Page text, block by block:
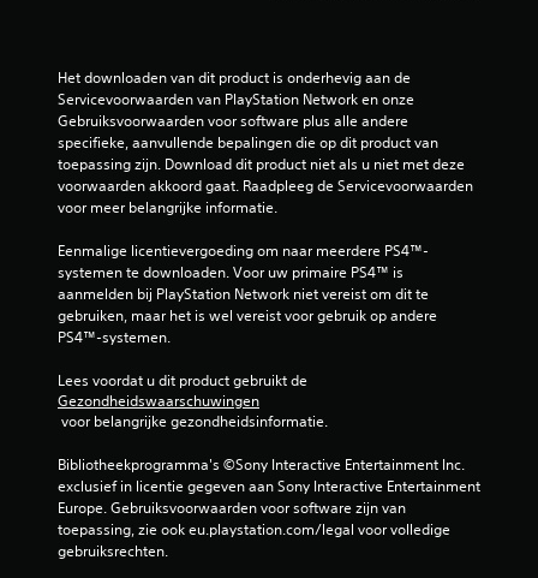
n
u
1
e
o
o
Het downloaden van dit product is onderhevig aan de
Servicevoorwaarden van PlayStation Network en onze
Gebruiksvoorwaarden voor software plus alle andere
specifieke, aanvullende bepalingen die op dit product van
toepassing zijn. Download dit product niet als u niet met deze
voorwaarden akkoord gaat. Raadpleeg de Servicevoorwaarden
voor meer belangrijke informatie.
Eenmalige licentievergoeding om naar meerdere PS4™-
systemen te downloaden. Voor uw primaire PS4™ is
aanmelden bij PlayStation Network niet vereist om dit te
gebruiken, maar het is wel vereist voor gebruik op andere
PS4™-systemen.
Lees voordat u dit product gebruikt de
Gezondheidswaarschuwingen
voor belangrijke gezondheidsinformatie.
Bibliotheekprogramma's ©Sony Interactive Entertainment Inc.
exclusief in licentie gegeven aan Sony Interactive Entertainment
Europe. Gebruiksvoorwaarden voor software zijn van
toepassing, zie ook eu.playstation.com/legal voor volledige
gebruiksrechten.